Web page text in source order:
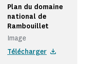
Plan du domaine
national de
Rambouillet
Image
Télécharger